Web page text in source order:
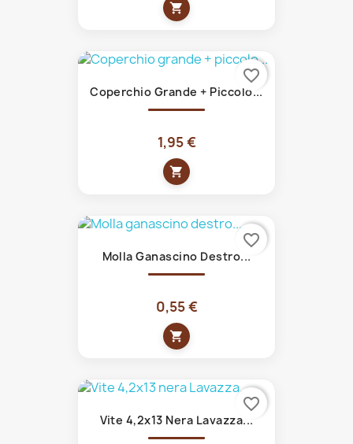
shopping_cart
Coperchio Grande + Piccolo...
1,95 €
shopping_cart
favorite_border
Molla Ganascino Destro...
0,55 €
shopping_cart
favorite_border
Vite 4,2x13 Nera Lavazza...
favorite_border